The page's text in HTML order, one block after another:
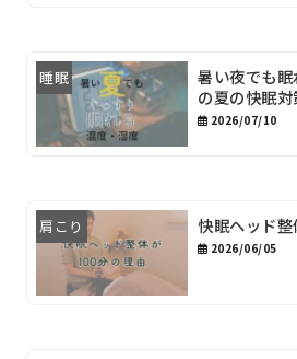
睡眠
暑い夜でも
の夏の快眠
2026/07/10
肩こり 快眠ヘッド
2026/06/05